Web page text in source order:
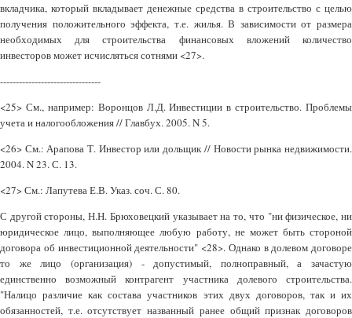
вкладчика, который вкладывает денежные средства в строительство с целью
получения положительного эффекта, т.е. жилья. В зависимости от размера
необходимых для строительства финансовых вложений количество
инвесторов может исчисляться сотнями <27>.
--------------------------------
<25> См., например: Воронцов Л.Д. Инвестиции в строительство. Проблемы
учета и налогообложения // Главбух. 2005. N 5.
<26> См.: Арапова Т. Инвестор или дольщик // Новости рынка недвижимости.
2004. N 23. С. 13.
<27> См.: Лапутева Е.В. Указ. соч. С. 80.
С другой стороны, Н.Н. Брюховецкий указывает на то, что "ни физическое, ни
юридическое лицо, выполняющее любую работу, не может быть стороной
договора об инвестиционной деятельности" <28>. Однако в долевом договоре
то же лицо (организация) - допустимый, полноправный, а зачастую
единственно возможный контрагент участника долевого строительства.
"Налицо различие как состава участников этих двух договоров, так и их
обязанностей, т.е. отсутствует названный ранее общий признак договоров